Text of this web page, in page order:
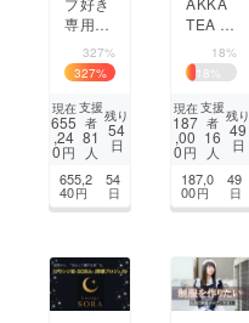
専用！
焙煎ク
ヌギ香
るクラ
フト
ビール
「くわ
るー」
327%
327%
現在
655
,24
0円
支援
者
81
人
残り
54
日
655,2
40円
54
日
TEA P
ARKS
10年目
の挑
戦。鎌
倉小町
で新た
の始ま
り
18%
18
現在
187
,00
0円
支援
者
16
人
残り
49
日
187,0
00円
49
日